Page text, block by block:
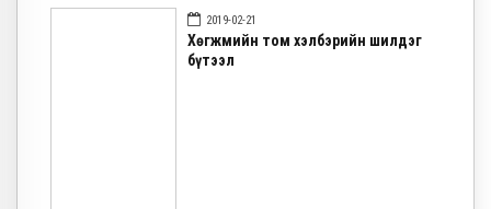
2019-02-21
Хөгжмийн том хэлбэрийн шилдэг
бүтээл